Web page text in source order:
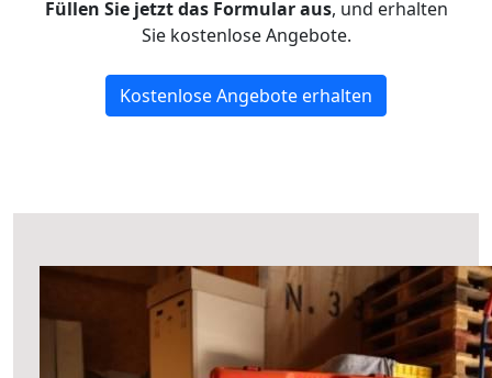
Füllen Sie jetzt das Formular aus, und erhalten
Sie kostenlose Angebote.
Kostenlose Angebote erhalten